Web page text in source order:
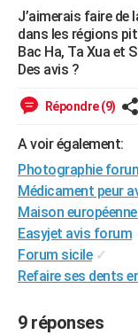
Mobiles
Meilleur smartphone
Internet
Ordinateurs
Jeux vidéo
Guide high-tech
+BRICOLAGE
Forum
Aménagement intérieur
Extérieur
Cuisine
Salle de bains
Jardinage
Rangement
WEEK-END
Guides de France
Escapades
Patrimoine
Expositions
Musées
Week-end nature
LIFESTYLE
SANTE
Alimentation
Guide de la santé
Maladies
Médicaments
Sommeil
VOYAGE
Destinations
City break
Voyage nature
Voyage de noces
Forum
Climat
+PHOTO
GUIDES D'ACHAT
BONS PLANS
CARTE DE VOEUX
J’aimerais faire de
dans les régions
Bac Ha, Ta Xua et
Des avis ?
Répondre (9)
A voir également:
Photographie
Médicament peur
Maison
Easyjet avis forum
Forum sicile ✓
Refaire ses dents
9 réponses